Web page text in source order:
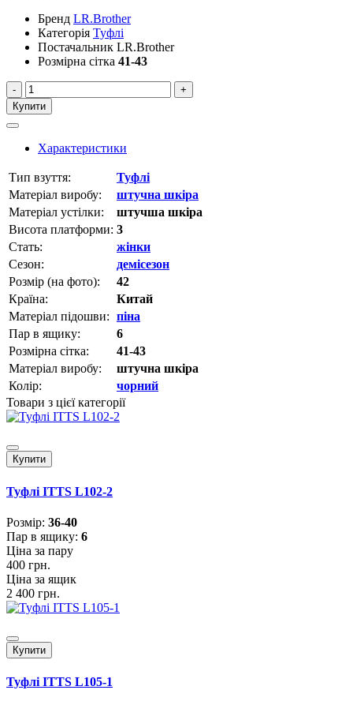
Бренд LR.Brother
Категорія Туфлі
Постачальник LR.Brother
Розмірна сітка 41-43
-
+
Купити
Характеристики
Тип взуття:
Туфлі
Матеріал виробу:
штучна шкіра
Матеріал устілки:
штучша шкіра
Висота платформи: 3
Стать:
жінки
Сезон:
демісезон
Розмір (на фото):
42
Країна:
Китай
Матеріал підошви: піна
Пар в ящику:
6
Розмірна сітка:
41-43
Матеріал виробу:
штучна шкіра
Колір:
чорний
Товари з цієї категорії
Купити
Туфлі ITTS L102-2
Розмiр: 36-40
Пар в ящику: 6
Ціна за пару
400 грн.
Ціна за ящик
2 400 грн.
Купити
Туфлі ITTS L105-1